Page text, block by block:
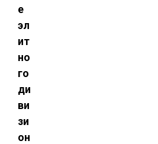
е
эл
ит
но
го
ди
ви
зи
он